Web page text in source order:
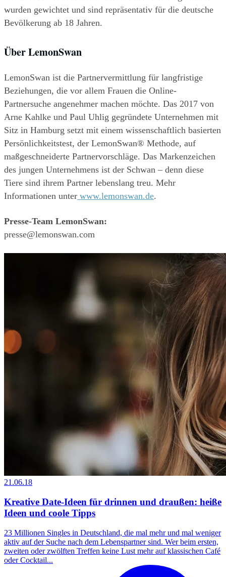
wurden gewichtet und sind repräsentativ für die deutsche
Bevölkerung ab 18 Jahren.
Über LemonSwan
LemonSwan ist die Partnervermittlung für langfristige
Beziehungen, die vor allem Frauen die Online-
Partnersuche angenehmer machen möchte. Das 2017 von
Arne Kahlke und Paul Uhlig gegründete Unternehmen mit
Sitz in Hamburg setzt mit einem wissenschaftlich basierten
Persönlichkeitstest, der LemonSwan® Methode, auf
maßgeschneiderte Partnervorschläge. Das Markenzeichen
des jungen Unternehmens ist der Schwan – denn diese
Tiere sind ihrem Partner lebenslang treu. Mehr
Informationen unter www.lemonswan.de.
Presse-Team LemonSwan:
presse@lemonswan.com
21.06.18
Kreative Date-Ideen für drinnen und draußen: heiße
Ideen und coole Tipps
23 Millionen Singles in Deutschland, die mal mehr und mal weniger
aktiv auf der Suche nach dem Lebenspartner sind. Wer beim ersten,
zweiten oder zwölften Treffen keine Lust mehr auf klassischen Café
oder Cocktail...